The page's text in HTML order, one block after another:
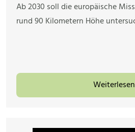
Ab 2030 soll die europäische
rund 90 Kilometern Höhe
Weiterlesen